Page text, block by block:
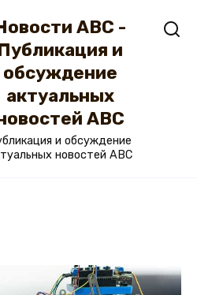
ABC -
и
обсуждение
актуальных
ABC
и обсуждение
новостей ABC